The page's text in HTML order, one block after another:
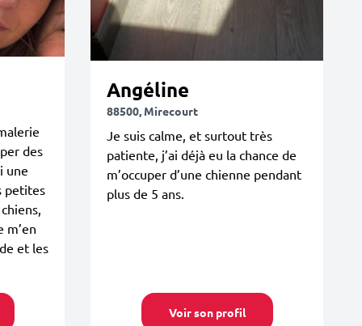
des
une
petites
m’en
et les
Angéline
88500, Mirecourt
Je suis calme, et surtout très
patiente, j’ai déjà eu la chance de
m’occuper d’une chienne pendant
plus de 5 ans.
Voir son profil